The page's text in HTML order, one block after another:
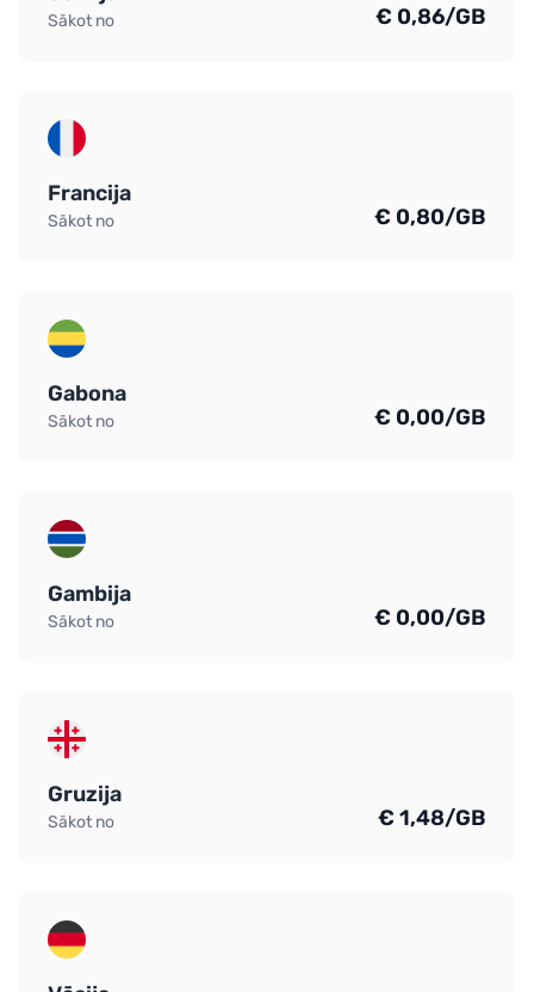
Sākot no € 0,86/GB
Francija
Sākot no € 0,80/GB
Gabona
Sākot no € 0,00/GB
Gambija
Sākot no € 0,00/GB
Gruzija
Sākot no € 1,48/GB